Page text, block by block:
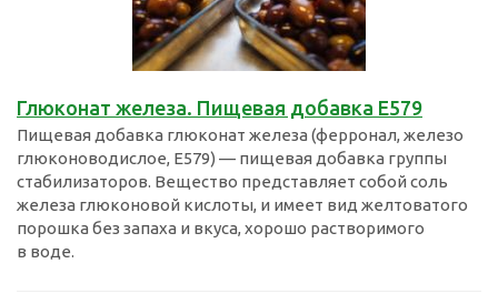
Глюконат железа. Пищевая добавка Е579
Пищевая добавка глюконат железа (ферронал, железо
глюконоводислое, E579) — пищевая добавка группы
стабилизаторов. Вещество представляет собой соль
железа глюконовой кислоты, и имеет вид желтоватого
порошка без запаха и вкуса, хорошо растворимого
в воде.